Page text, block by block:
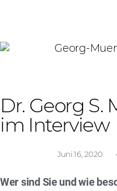
Dr. Georg S.
im Interview
Juni 16, 2020
Wer sind Sie und wie